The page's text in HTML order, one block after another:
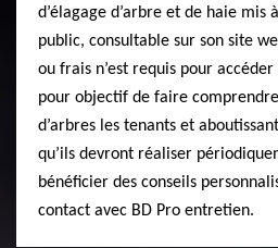
d’élagage d’arbre et de haie mis
public, consultable sur son site
ou frais n’est requis pour
pour objectif de faire
d’arbres les tenants et
qu’ils devront réaliser
bénéficier des conseils
contact avec BD Pro entretien.